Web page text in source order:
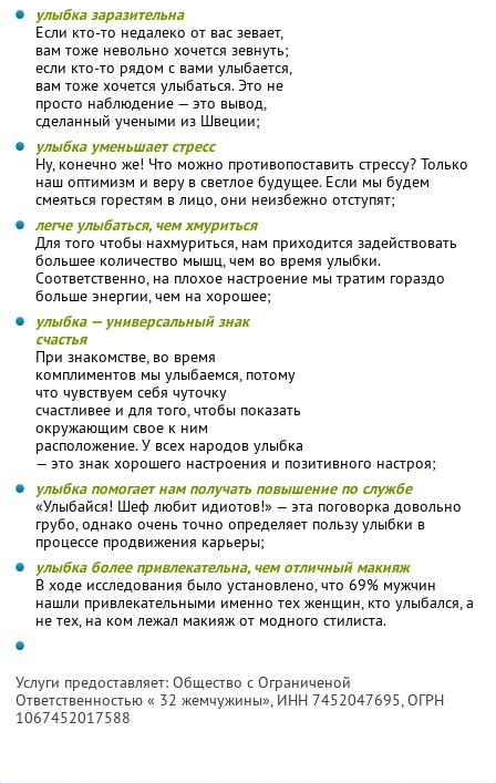
улыбка заразительна
Если кто-то недалеко от вас зевает,
вам тоже невольно хочется зевнуть;
если кто-то рядом с вами улыбается,
вам тоже хочется улыбаться. Это не
просто наблюдение — это вывод,
сделанный учеными из Швеции;
улыбка уменьшает стресс
Ну, конечно же! Что можно противопоставить стрессу? Только
наш оптимизм и веру в светлое будущее. Если мы будем
смеяться горестям в лицо, они неизбежно отступят;
легче улыбаться, чем хмуриться
Для того чтобы нахмуриться, нам приходится задействовать
большее количество мышц, чем во время улыбки.
Соответственно, на плохое настроение мы тратим гораздо
больше энергии, чем на хорошее;
улыбка — универсальный знак
счастья
При знакомстве, во время
комплиментов мы улыбаемся, потому
что чувствуем себя чуточку
счастливее и для того, чтобы показать
окружающим свое к ним
расположение. У всех народов улыбка
— это знак хорошего настроения и позитивного настроя;
улыбка помогает нам получать повышение по службе
«Улыбайся! Шеф любит идиотов!» — эта поговорка довольно
грубо, однако очень точно определяет пользу улыбки в
процессе продвижения карьеры;
улыбка более привлекательна, чем отличный макияж
В ходе исследования было установлено, что 69% мужчин
нашли привлекательными именно тех женщин, кто улыбался, а
не тех, на ком лежал макияж от модного стилиста.
Услуги предоставляет: Общество с Ограниченой
Ответственностью « 32 жемчужины», ИНН 7452047695, ОГРН
1067452017588